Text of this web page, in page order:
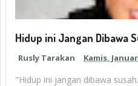
Hidup ini Jangan Dibawa
Rusly Tarakan Kamis,
"Hidup ini jangan dibawa